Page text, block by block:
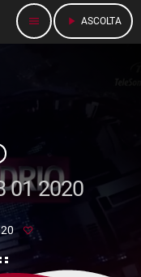
menu play_arrow ASCOLTA
01 2020
20